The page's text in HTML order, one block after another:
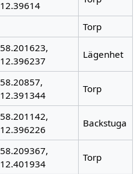
12.39614
Torp
58.201623,
12.396237
Lägenhet
58.20857,
12.391344
Torp
58.201142,
12.396226
Backstuga
58.209367,
12.401934
Torp